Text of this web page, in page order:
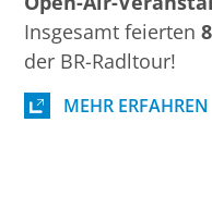
Insgesamt feierten
der BR-Radltour!
MEHR ERFAHREN